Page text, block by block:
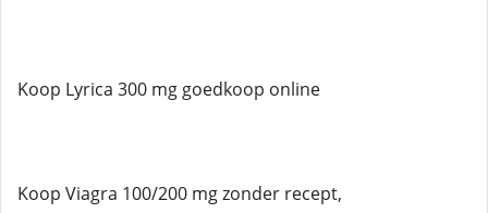
Koop Lyrica 300 mg goedkoop online
Koop Viagra 100/200 mg zonder recept,